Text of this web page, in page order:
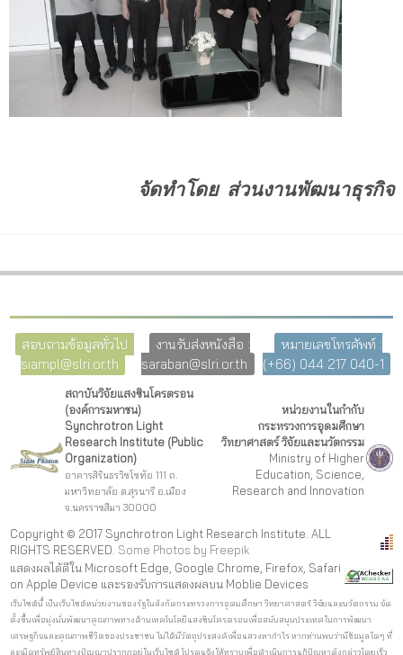
จัดทำโดย ส่วนงานพัฒนาธุรกิจ
สอบถามข้อมูลทั่วไป :
siampl@slri.or.th
งานรับส่งหนังสือ :
saraban@slri.or.th
หมายเลขโทรศัพท์ :
(+66) 044 217 040-1
สถาบันวิจัยแสงซินโครตรอน
(องค์การมหาชน)
Synchrotron Light
Research Institute (Public
Organization)
อาคารสิรินธรวิชโชทัย 111 ถ.
มหาวิทยาลัย ต.สุรนารี อ.เมือง
จ.นครราชสีมา 30000
หน่วยงานในกำกับ
กระทรวงการอุดมศึกษา
วิทยาศาสตร์ วิจัยและนวัตกรรม
Ministry of Higher
Education, Science,
Research and Innovation
Copyright © 2017 Synchrotron Light Research Institute. ALL
RIGHTS RESERVED. Some Photos by Freepik
แสดงผลได้ดีใน Microsoft Edge, Google Chrome, Firefox, Safari
on Apple Device และรองรับการแสดงผลบน Moblie Devices
เว็บไซต์นี้ เป็นเว็บไซต์หน่วยงานของรัฐในสังกัดกระทรวงการอุดมศึกษา วิทยาศาสตร์ วิจัยและนวัตกรรม จัด
ตั้งขึ้นเพื่อมุ่งมั่นพัฒนาคุณภาพทางด้านเทคโนโลยีแสงซินโครตรอนเพื่อสนับสนุนประเทศในการพัฒนา
เศรษฐกิจและคุณภาพชีวิตของประชาชน ไม่ได้มีวัตถุประสงค์เพื่อแสวงหากำไร หากท่านพบว่ามีข้อมูลใดๆ ที่
ละเมิดทรัพย์สินทางปัญญาปรากฏอยู่ในเว็บไซต์ โปรดแจ้งให้ทราบเพื่อดำเนินการแก้ปัญหาดังกล่าวโดยเร็ว